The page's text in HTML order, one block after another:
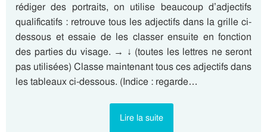
rédiger des portraits, on utilise beaucoup d’adjectifs
qualificatifs : retrouve tous les adjectifs dans la grille ci-
dessous et essaie de les classer ensuite en fonction
des parties du visage. → ↓ (toutes les lettres ne seront
pas utilisées) Classe maintenant tous ces adjectifs dans
les tableaux ci-dessous. (Indice : regarde…
Lire la suite